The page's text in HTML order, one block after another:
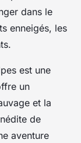
dans le
enneigés, les
est une
un
et la
de
aventure